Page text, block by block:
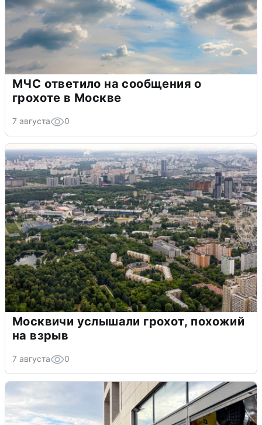
МЧС ответило на сообщения о
грохоте в Москве
7 августа 0
Москвичи услышали грохот, похожий
на взрыв
7 августа 0